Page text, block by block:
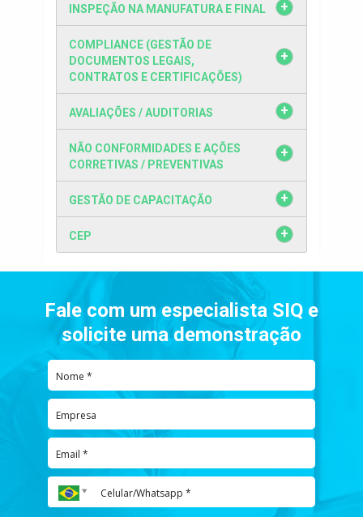
INSPEÇÃO NA MANUFATURA E FINAL
COMPLIANCE (GESTÃO DE
DOCUMENTOS LEGAIS,
CONTRATOS E CERTIFICAÇÕES)
AVALIAÇÕES / AUDITORIAS
NÃO CONFORMIDADES E AÇÕES
CORRETIVAS / PREVENTIVAS
GESTÃO DE CAPACITAÇÃO
CEP
Fale com um especialista SIQ e
solicite uma demonstração